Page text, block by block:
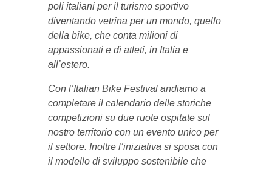
poli italiani per il turismo sportivo
diventando vetrina per un mondo, quello
della bike, che conta milioni di
appassionati e di atleti, in Italia e
all’estero.
Con l’Italian Bike Festival andiamo a
completare il calendario delle storiche
competizioni su due ruote ospitate sul
nostro territorio con un evento unico per
il settore. Inoltre l’iniziativa si sposa con
il modello di sviluppo sostenibile che